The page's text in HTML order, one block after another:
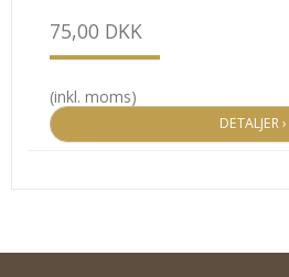
75,00 DKK
(inkl. moms)
DETALJER ›